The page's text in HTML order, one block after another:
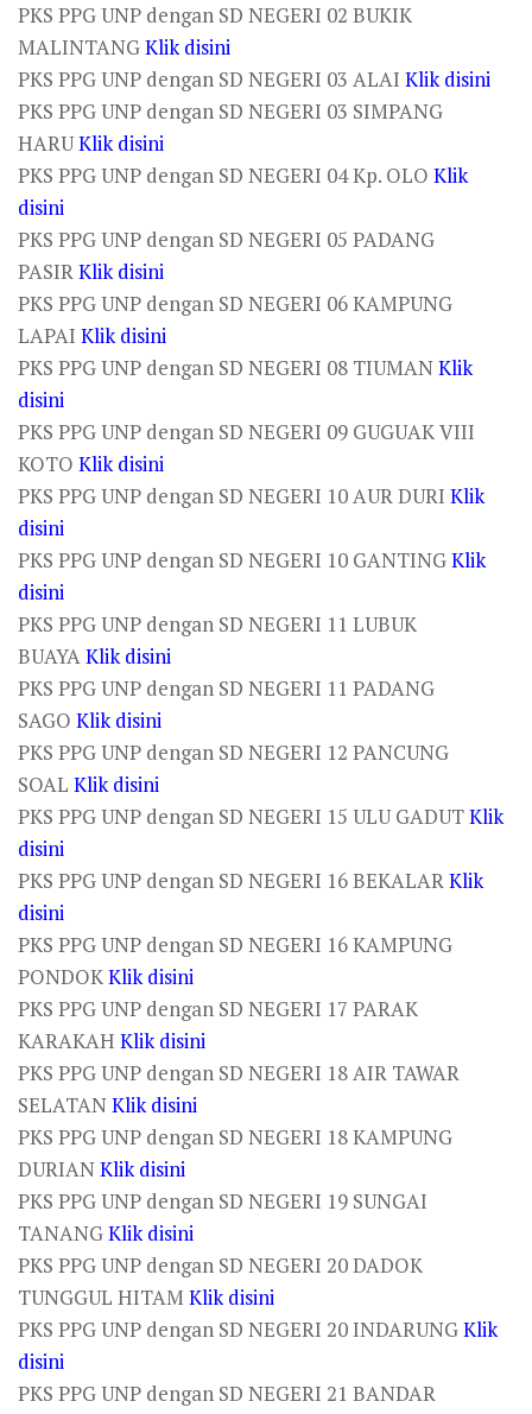
PKS PPG UNP dengan SD NEGERI 02 BUKIK
MALINTANGKlik disini
PKS PPG UNP dengan SD NEGERI 03 ALAI Klik disini
PKS PPG UNP dengan SD NEGERI 03 SIMPANG
HARUKlik disini
PKS PPG UNP dengan SD NEGERI 04 Kp. OLO Klik
disini
PKS PPG UNP dengan SD NEGERI 05 PADANG
PASIRKlik disini
PKS PPG UNP dengan SD NEGERI 06 KAMPUNG
LAPAI Klik disini
PKS PPG UNP dengan SD NEGERI 08 TIUMANKlik
disini
PKS PPG UNP dengan SD NEGERI 09 GUGUAK VIII
KOTO Klik disini
PKS PPG UNP dengan SD NEGERI 10 AUR DURI Klik
disini
PKS PPG UNP dengan SD NEGERI 10 GANTINGKlik
disini
PKS PPG UNP dengan SD NEGERI 11 LUBUK
BUAYAKlik disini
PKS PPG UNP dengan SD NEGERI 11 PADANG
SAGO Klik disini
PKS PPG UNP dengan SD NEGERI 12 PANCUNG
SOAL Klik disini
PKS PPG UNP dengan SD NEGERI 15 ULU GADUTKlik
disini
PKS PPG UNP dengan SD NEGERI 16 BEKALARKlik
disini
PKS PPG UNP dengan SD NEGERI 16 KAMPUNG
PONDOKKlik disini
PKS PPG UNP dengan SD NEGERI 17 PARAK
KARAKAH Klik disini
PKS PPG UNP dengan SD NEGERI 18 AIR TAWAR
SELATANKlik disini
PKS PPG UNP dengan SD NEGERI 18 KAMPUNG
DURIANKlik disini
PKS PPG UNP dengan SD NEGERI 19 SUNGAI
TANANGKlik disini
PKS PPG UNP dengan SD NEGERI 20 DADOK
TUNGGUL HITAM Klik disini
PKS PPG UNP dengan SD NEGERI 20 INDARUNGKlik
disini
PKS PPG UNP dengan SD NEGERI 21 BANDAR